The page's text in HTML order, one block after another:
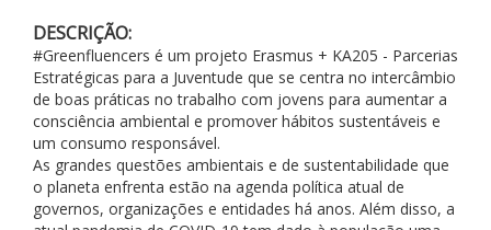
DESCRIÇÃO:
#Greenfluencers é um projeto Erasmus + KA205 - Parcerias
Estratégicas para a Juventude que se centra no intercâmbio
de boas práticas no trabalho com jovens para aumentar a
consciência ambiental e promover hábitos sustentáveis ​​e
um consumo responsável.
As grandes questões ambientais e de sustentabilidade que
o planeta enfrenta estão na agenda política atual de
governos, organizações e entidades há anos. Além disso, a